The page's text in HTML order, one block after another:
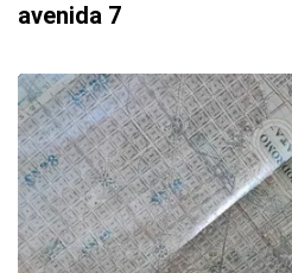
avenida 7